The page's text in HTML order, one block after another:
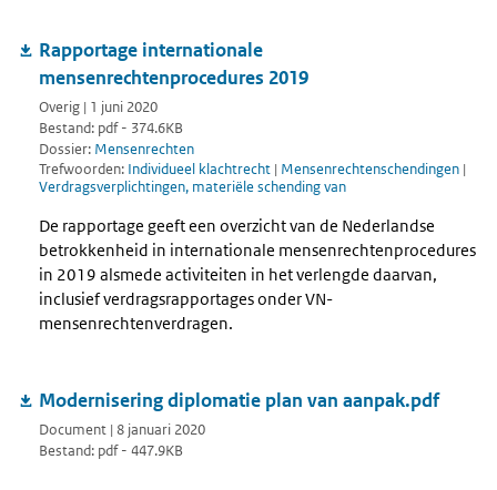
Rapportage internationale
mensenrechtenprocedures 2019
Overig | 1 juni 2020
Bestand: pdf - 374.6KB
Dossier: Mensenrechten
Trefwoorden: Individueel klachtrecht | Mensenrechtenschendingen |
Verdragsverplichtingen, materiële schending van
De rapportage geeft een overzicht van de Nederlandse
betrokkenheid in internationale mensenrechtenprocedures
in 2019 alsmede activiteiten in het verlengde daarvan,
inclusief verdragsrapportages onder VN-
mensenrechtenverdragen.
Modernisering diplomatie plan van aanpak.pdf
Document | 8 januari 2020
Bestand: pdf - 447.9KB